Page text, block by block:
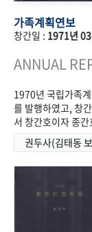
가족계획연보
창간일 : 1971년
ANNUAL
1970년 국립가족
를 발행하였고, 창
서 창간호이자 종간
권두사(김태동